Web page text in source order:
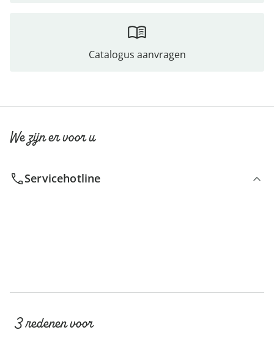
Catalogus aanvragen
We zijn er voor u
Servicehotline
3 redenen voor